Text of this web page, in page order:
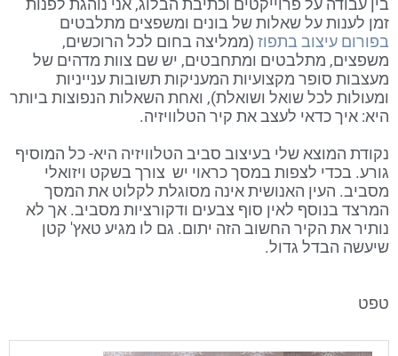
בין עבודה על פרוייקטים וכתיבת הבלוג, אני נוהגת לפנות
זמן לענות על שאלות של בונים ומשפצים מתלבטים
בפורום עיצוב בתפוז (ממליצה בחום לכל הרוכשים,
משפצים, מתלבטים ומתחבטים, יש שם צוות מדהים של
מעצבות סופר מקצועיות המעניקות תשובות ענייניות
ומעולות לכל שואל ושואלת), ואחת השאלות הנפוצות ביותר
היא: איך כדאי לעצב את קיר הטלוויזיה.
נקודת המוצא שלי בעיצוב סביב הטלוויזיה היא- כל המוסיף
גורע. בכדי לצפות במסך כראוי יש צורך בשקט ויזואלי
מסביב. העין האנושית אינה מסוגלת לקלוט את המסך
המרצד בנוסף לאין סוף צבעים ודקורציות מסביב. אך לא
נותיר את הקיר החשוב הזה יתום. גם לו מגיע טאץ' קטן
שיעשה הבדל גדול.
טפט